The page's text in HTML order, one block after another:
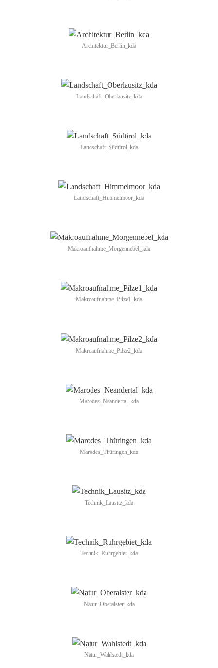
Architektur_Berlin_kda
Landschaft_Oberlausitz_kda
Landschaft_Südtirol_kda
Landschaft_Himmelmoor_kda
Makroaufnahme_Morgennebel_kda
Makroaufnahme_Pilze1_kda
Makroaufnahme_Pilze2_kda
Marodes_Neandertal_kda
Marodes_Thüringen_kda
Technik_Lausitz_kda
Technik_Ruhrgebiet_kda
Natur_Oberalster_kda
Natur_Wahlstedt_kda